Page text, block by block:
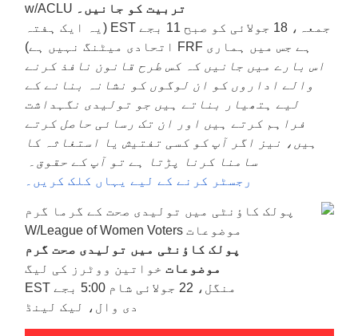
تربیت کو جانیں۔
جمعہ، 18 جولائی کو صبح 11 بجے EST (یہ ایک ہفتہ
ہے جس میں ہماری FRF اتحادی میٹنگ نہیں ہے)
اس بارے میں جانیں کہ کس طرح قانون نافذ کرنے
والے اداروں کو ان لوگوں کو نشانہ بنانے کے
لیے ہتھیار بناتے ہیں جو تولیدی نگہداشت
فراہم کرتے ہیں اور ان تک رسائی حاصل کرتے
ہیں، نیز اگر آپ کو کسی تفتیش یا استغاثہ کا
سامنا کرنا پڑتا ہے تو آپ کے حقوق۔
رجسٹر کرنے کے لیے یہاں کلک کریں۔
پولک کاؤنٹی میں تولیدی صحت گرم
موضوعات خواتین ووٹرز کی لیگ
منگل، 22 جولائی شام 5:00 بجے EST
دی وال، لیک لینڈ